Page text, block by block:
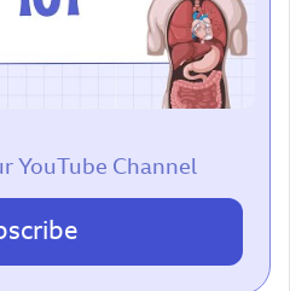
YouTube Channel